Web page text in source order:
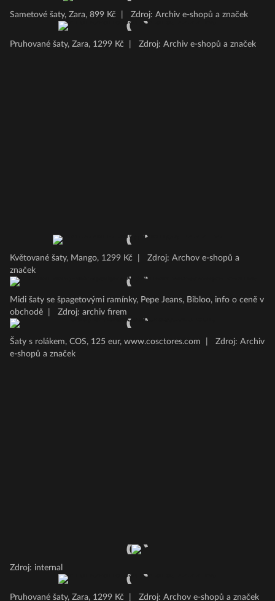
Sametové šaty, Zara, 899 Kč Zdroj: Archiv e-shopů a značek
Pruhované šaty, Zara, 1299 Kč Zdroj: Archiv e-shopů a značek
Květované šaty, Mango, 1299 Kč
Zdroj: Archov e-shopů a
značek
Midi šaty se špagetovými ramínky, Pepe Jeans, Bibloo, info o ceně v
obchodě
Zdroj: archiv firem
Šaty s rolákem, COS, 125 eur, www.cosctores.com
Zdroj: Archiv
e-shopů a značek
Zdroj: internal
Pruhované šaty, Zara, 1299 Kč Zdroj: Archov e-shopů a značek